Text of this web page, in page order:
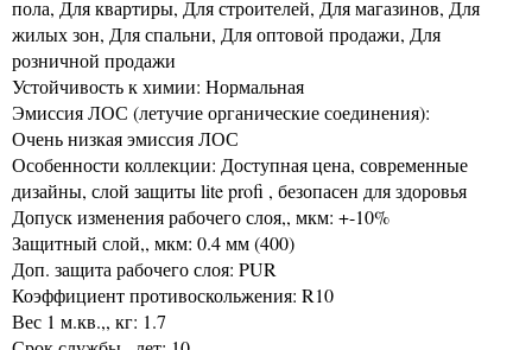
пола, Для квартиры, Для строителей, Для магазинов, Для
жилых зон, Для спальни, Для оптовой продажи, Для
розничной продажи
Устойчивость к химии: Нормальная
Эмиссия ЛОС (летучие органические соединения):
Очень низкая эмиссия ЛОС
Особенности коллекции: Доступная цена, современные
дизайны, слой защиты lite profi , безопасен для здоровья
Допуск изменения рабочего слоя,, мкм: +-10%
Защитный слой,, мкм: 0.4 мм (400)
Доп. защита рабочего слоя: PUR
Коэффициент противоскольжения: R10
Вес 1 м.кв.,, кг: 1.7